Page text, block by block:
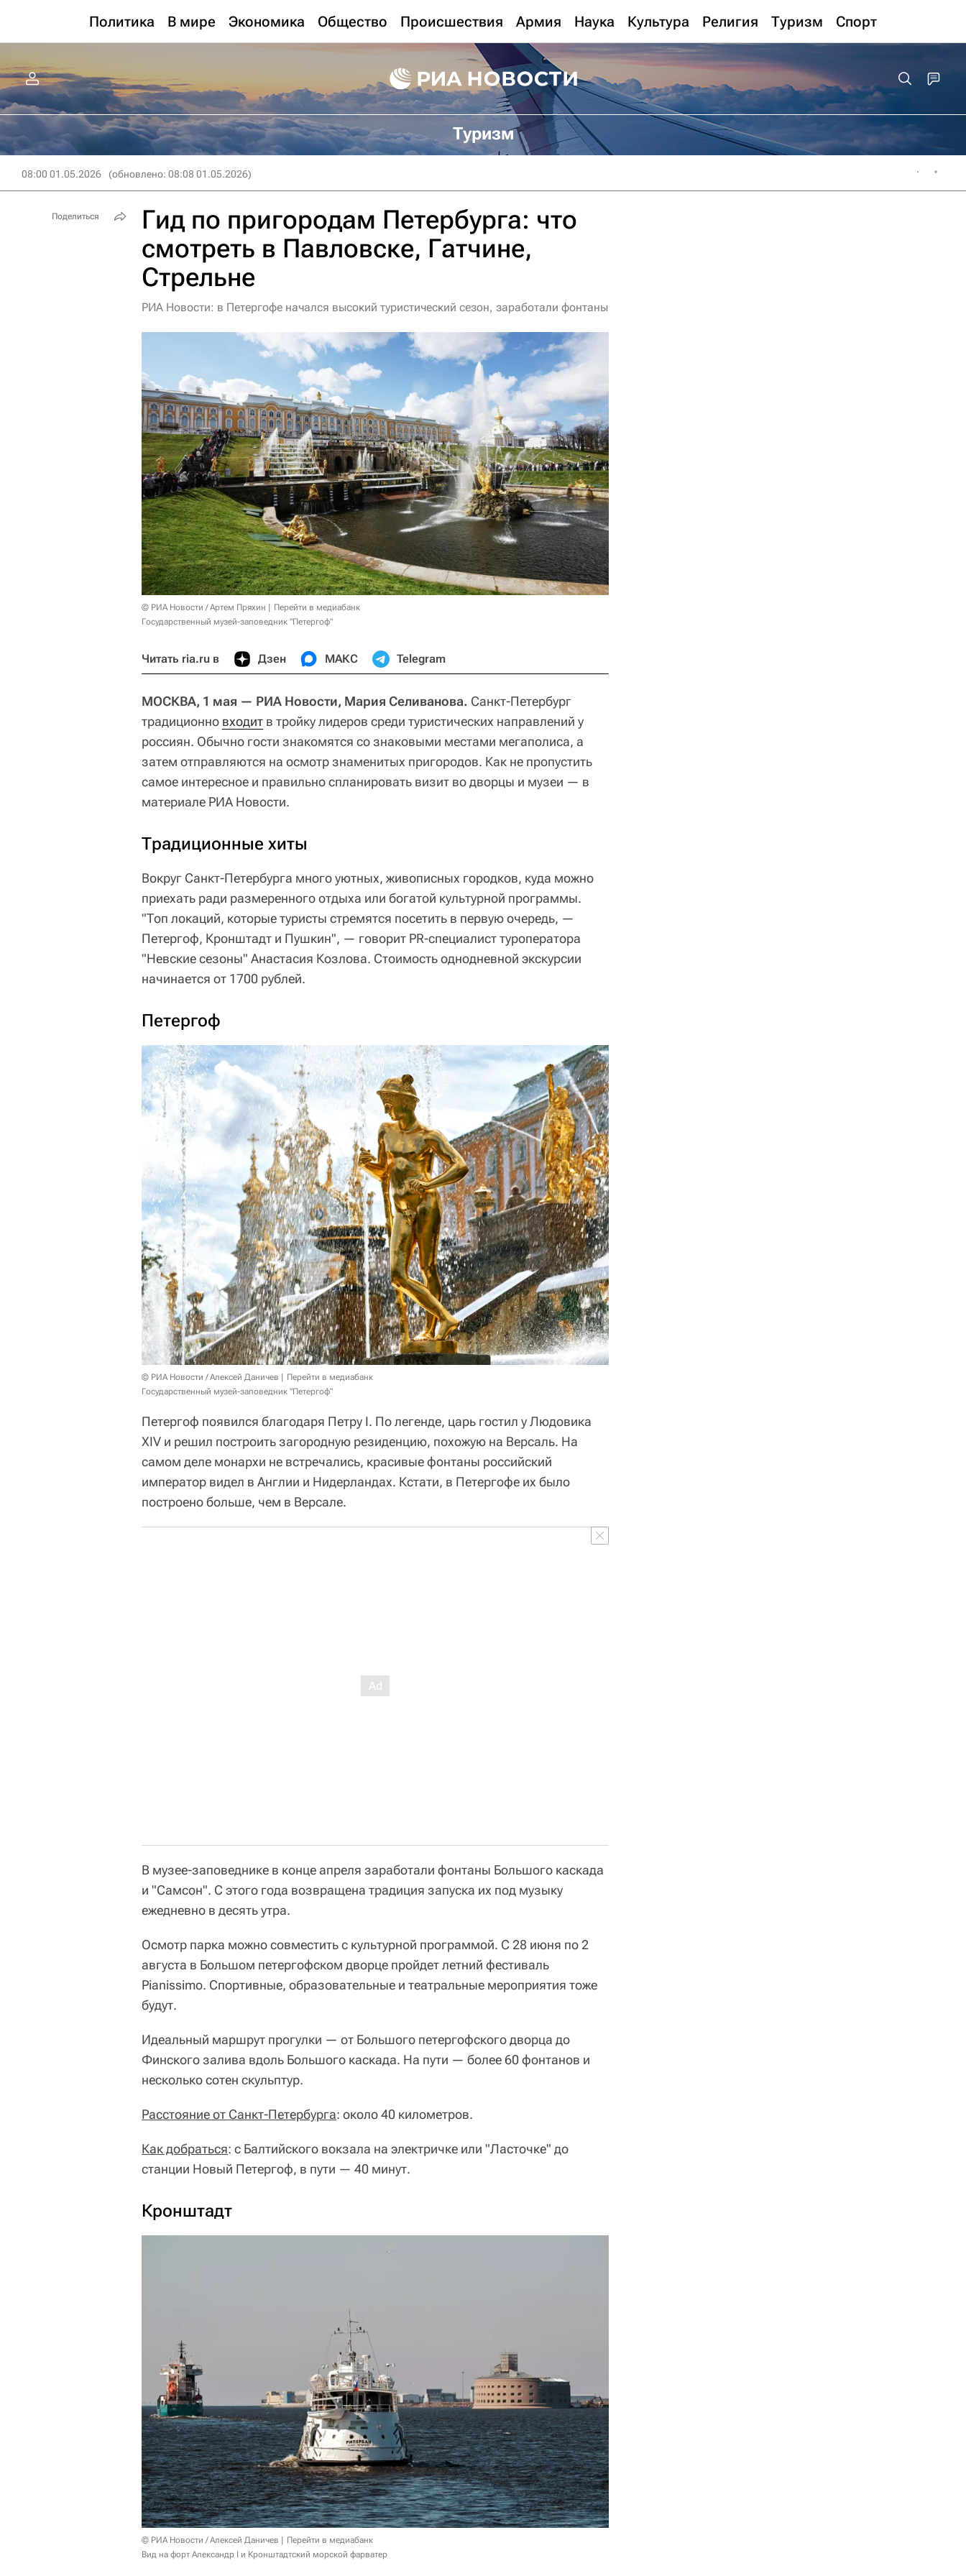
Политика В мире Экономика Общество Происшествия Армия Наука Культура Религия Туризм Спорт
Туризм
08:00 01.05.2026 (обновлено: 08:08 01.05.2026)
Гид по пригородам Петербурга: что
смотреть в Павловске, Гатчине,
Стрельне
РИА Новости: в Петергофе начался высокий туристический сезон, заработали фонтаны
© РИА Новости / Артем Пряхин
Перейти в медиабанк
Государственный музей-заповедник "Петергоф"
Читать ria.ru в Дзен МАКС Telegram
МОСКВА, 1 мая — РИА Новости, Мария Селиванова. Санкт-Петербург
традиционно входит в тройку лидеров среди туристических направлений у
россиян. Обычно гости знакомятся со знаковыми местами мегаполиса, а
затем отправляются на осмотр знаменитых пригородов. Как не пропустить
самое интересное и правильно спланировать визит во дворцы и музеи — в
материале РИА Новости.
Традиционные хиты
Вокруг Санкт-Петербурга много уютных, живописных городков, куда можно
приехать ради размеренного отдыха или богатой культурной программы.
"Топ локаций, которые туристы стремятся посетить в первую очередь, —
Петергоф, Кронштадт и Пушкин", — говорит PR-специалист туроператора
"Невские сезоны" Анастасия Козлова. Стоимость однодневной экскурсии
начинается от 1700 рублей.
Петергоф
© РИА Новости / Алексей Даничев
Перейти в медиабанк
Государственный музей-заповедник "Петергоф"
Петергоф появился благодаря Петру I. По легенде, царь гостил у Людовика
XIV и решил построить загородную резиденцию, похожую на Версаль. На
самом деле монархи не встречались, красивые фонтаны российский
император видел в Англии и Нидерландах. Кстати, в Петергофе их было
построено больше, чем в Версале.
В музее-заповеднике в конце апреля заработали фонтаны Большого каскада
и "Самсон". С этого года возвращена традиция запуска их под музыку
ежедневно в десять утра.
Осмотр парка можно совместить с культурной программой. С 28 июня по 2
августа в Большом петергофском дворце пройдет летний фестиваль
Pianissimo. Спортивные, образовательные и театральные мероприятия тоже
будут.
Идеальный маршрут прогулки — от Большого петергофского дворца до
Финского залива вдоль Большого каскада. На пути — более 60 фонтанов и
несколько сотен скульптур.
Расстояние от Санкт-Петербурга: около 40 километров.
Как добраться: с Балтийского вокзала на электричке или "Ласточке" до
станции Новый Петергоф, в пути — 40 минут.
Кронштадт
© РИА Новости / Алексей Даничев
Перейти в медиабанк
Вид на форт Александр I и Кронштадтский морской фарватер
Поделиться